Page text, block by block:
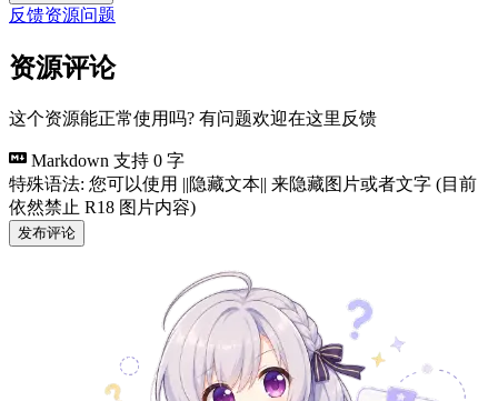
反馈资源问题
资源评论
这个资源能正常使用吗? 有问题欢迎在这里反馈
Markdown 支持 0 字
特殊语法: 您可以使用 ||隐藏文本|| 来隐藏图片或者文字 (目前
依然禁止 R18 图片内容)
发布评论